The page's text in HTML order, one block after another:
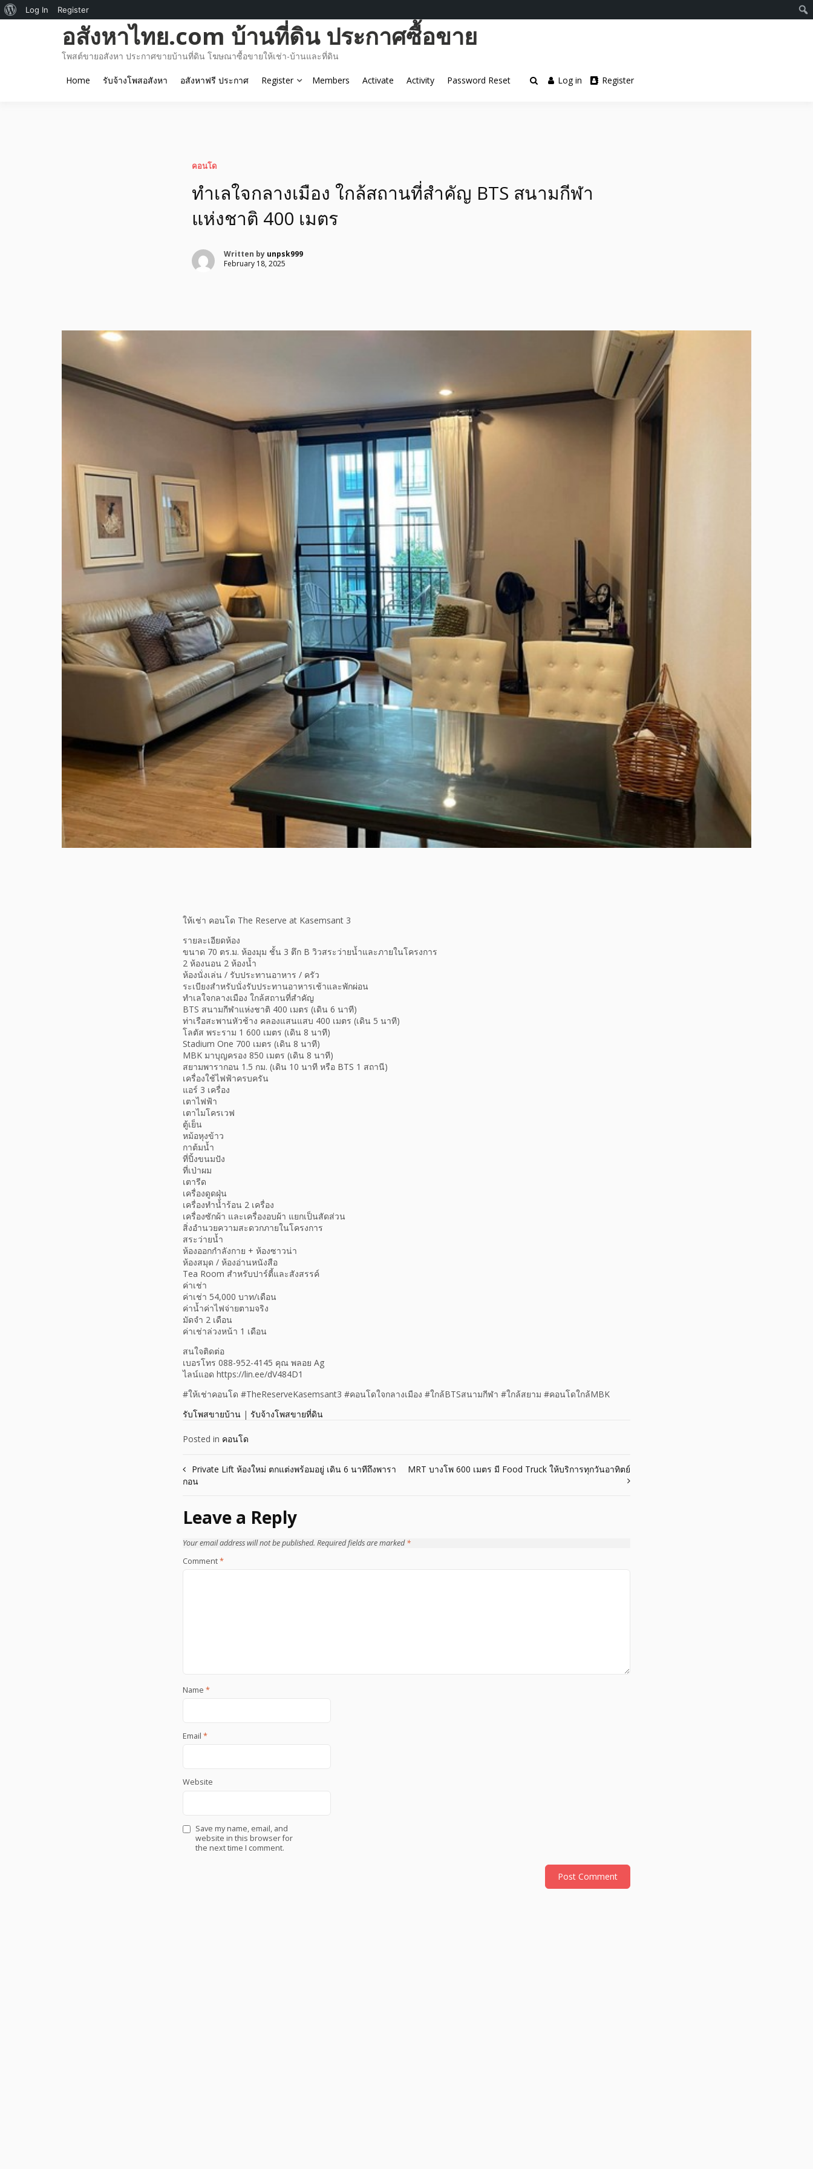
อสังหาไทย.com บ้านที่ดิน ประกาศซื้อขาย
โพสต์ขายอสังหา ประกาศขายบ้านที่ดิน โฆษณาซื้อขายให้เช่า-บ้านและที่ดิน
Home รับจ้างโพสอสังหา อสังหาฟรี ประกาศ Register Members Activate Activity Password Reset Log in Register
คอนโด
ทำเลใจกลางเมือง ใกล้สถานที่สำคัญ BTS สนามกีฬา
แห่งชาติ 400 เมตร
Written by unpsk999
February 18, 2025
ให้เช่า คอนโด The Reserve at Kasemsant 3
รายละเอียดห้อง
ขนาด 70 ตร.ม. ห้องมุม ชั้น 3 ตึก B วิวสระว่ายน้ำและภายในโครงการ
2 ห้องนอน 2 ห้องน้ำ
ห้องนั่งเล่น / รับประทานอาหาร / ครัว
ระเบียงสำหรับนั่งรับประทานอาหารเช้าและพักผ่อน
ทำเลใจกลางเมือง ใกล้สถานที่สำคัญ
BTS สนามกีฬาแห่งชาติ 400 เมตร (เดิน 6 นาที)
ท่าเรือสะพานหัวช้าง คลองแสนแสบ 400 เมตร (เดิน 5 นาที)
โลตัส พระราม 1 600 เมตร (เดิน 8 นาที)
Stadium One 700 เมตร (เดิน 8 นาที)
MBK มาบุญครอง 850 เมตร (เดิน 8 นาที)
สยามพารากอน 1.5 กม. (เดิน 10 นาที หรือ BTS 1 สถานี)
เครื่องใช้ไฟฟ้าครบครัน
แอร์ 3 เครื่อง
เตาไฟฟ้า
เตาไมโครเวฟ
ตู้เย็น
หม้อหุงข้าว
กาต้มน้ำ
ที่ปิ้งขนมปัง
ที่เป่าผม
เตารีด
เครื่องดูดฝุ่น
เครื่องทำน้ำร้อน 2 เครื่อง
เครื่องซักผ้า และเครื่องอบผ้า แยกเป็นสัดส่วน
สิ่งอำนวยความสะดวกภายในโครงการ
สระว่ายน้ำ
ห้องออกกำลังกาย + ห้องซาวน่า
ห้องสมุด / ห้องอ่านหนังสือ
Tea Room สำหรับปาร์ตี้และสังสรรค์
ค่าเช่า
ค่าเช่า 54,000 บาท/เดือน
ค่าน้ำค่าไฟจ่ายตามจริง
มัดจำ 2 เดือน
ค่าเช่าล่วงหน้า 1 เดือน
สนใจติดต่อ
เบอรโทร 088-952-4145 คุณ พลอย Ag
ไลน์แอด https://lin.ee/dV484D1
#ให้เช่าคอนโด #TheReserveKasemsant3 #คอนโดใจกลางเมือง #ใกล้BTSสนามกีฬา #ใกล้สยาม #คอนโดใกล้MBK
รับโพสขายบ้าน | รับจ้างโพสขายที่ดิน
Posted in คอนโด
Post
Private Lift ห้องใหม่ ตกแต่งพร้อมอยู่ เดิน 6 นาทีถึงพารา
กอน
MRT บางโพ 600 เมตร มี Food Truck ให้บริการทุกวันอาทิตย์
Leave a Reply
Your email address will not be published. Required fields are marked*
Comment*
Name *
Email *
Website
Save my name, email, and
website in this browser for
the next time I comment.
About
Log In Register